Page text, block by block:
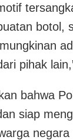
botol,
pihak
bahwa
siap
negara